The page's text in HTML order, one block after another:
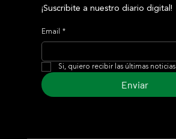
¡Suscribite a nuestro diario digital!
Email *
Si, quiero recibir las últimas noticias
Enviar